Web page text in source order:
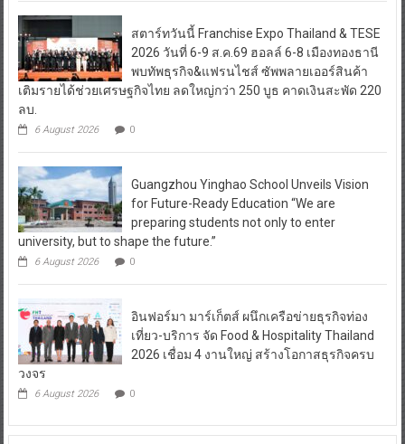
สตาร์ทวันนี้ Franchise Expo Thailand & TESE
2026 วันที่ 6-9 ส.ค.69 ฮอลล์ 6-8 เมืองทองธานี
พบทัพธุรกิจ&แฟรนไชส์ ซัพพลายเออร์สินค้า
เติมรายได้ช่วยเศรษฐกิจไทย ลดใหญ่กว่า 250 บูธ คาดเงินสะพัด 220
ลบ.
6 August 2026 0
Guangzhou Yinghao School Unveils Vision
for Future-Ready Education “We are
preparing students not only to enter
university, but to shape the future.”
6 August 2026 0
อินฟอร์มา มาร์เก็ตส์ ผนึกเครือข่ายธุรกิจท่อง
เที่ยว-บริการ จัด Food & Hospitality Thailand
2026 เชื่อม 4 งานใหญ่ สร้างโอกาสธุรกิจครบ
วงจร
6 August 2026 0